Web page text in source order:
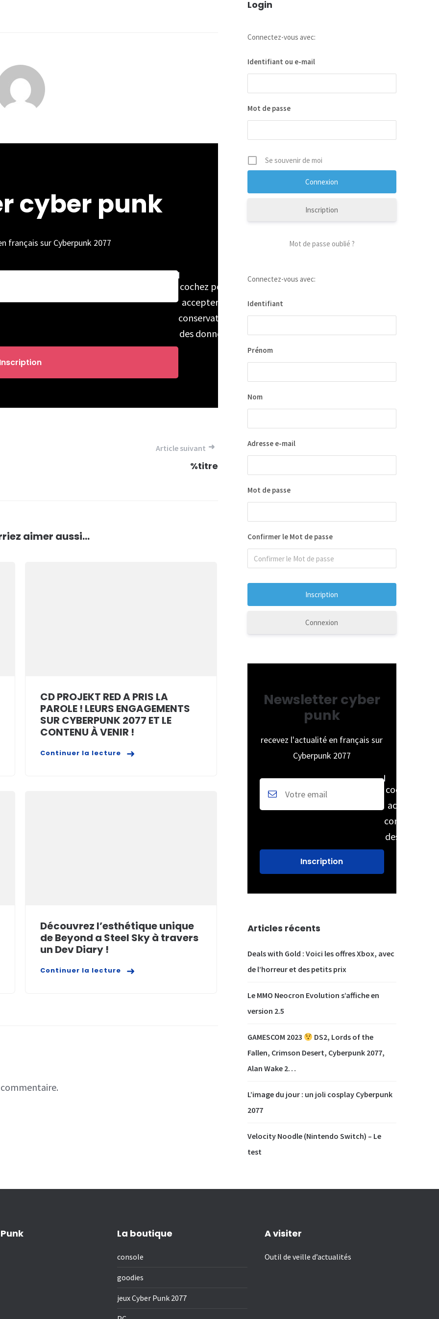
cyber punk
français sur Cyberpunk 2077
cochez pour
accepter la
conservation
des données
Article suivant
%titre
aimer aussi...
CD PROJEKT RED A PRIS LA
PAROLE ! LEURS ENGAGEMENTS
SUR CYBERPUNK 2077 ET LE
CONTENU À VENIR !
Continuer la lecture
Découvrez l’esthétique unique
de Beyond a Steel Sky à travers
un Dev Diary !
Continuer la lecture
Login
Connectez-vous avec:
Identifiant ou e-mail
Mot de passe
Se souvenir de moi
Inscription
Mot de passe oublié ?
Connectez-vous avec:
Identifiant
Prénom
Nom
Adresse e-mail
Mot de passe
Confirmer le Mot de passe
Connexion
Newsletter cyber
punk
recevez l'actualité en français sur
Cyberpunk 2077
cochez pour
accepter la
conservation
des données
Articles récents
Deals with Gold : Voici les offres Xbox, avec
de l’horreur et des petits prix
Le MMO Neocron Evolution s’affiche en
version 2.5
GAMESCOM 2023
DS2, Lords of the
Fallen, Crimson Desert, Cyberpunk 2077,
Alan Wake 2…
L’image du jour : un joli cosplay Cyberpunk
2077
Velocity Noodle (Nintendo Switch) – Le
test
La boutique
console
goodies
jeux Cyber Punk 2077
A visiter
Outil de veille d’actualités